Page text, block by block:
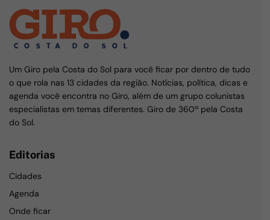
Um Giro pela Costa do Sol para você ficar por dentro de tudo
o que rola nas 13 cidades da região. Notícias, política, dicas e
agenda você encontra no Giro, além de um grupo colunistas
especialistas em temas diferentes. Giro de 360º pela Costa
do Sol.
Editorias
Cidades
Agenda
Onde ficar